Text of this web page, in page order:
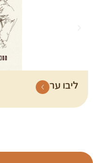
ליבו ער